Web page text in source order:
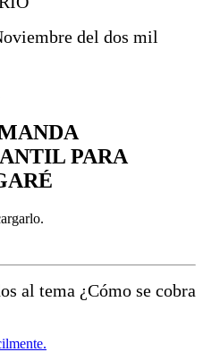
del dos mil
PARA
al tema ¿Cómo se cobra